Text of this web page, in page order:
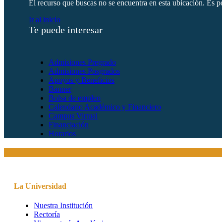
El recurso que buscas no se encuentra en esta ubicación. Es
Ir al inicio
Te puede interesar
Admisiones Pregrado
Admisiones Posgrados
Apoyos y Beneficios
Banner
Bolsa de empleo
Calendario Académico y Financiero
Campus Virtual
Financiación
Horarios
La Universidad
Nuestra Institución
Rectoría